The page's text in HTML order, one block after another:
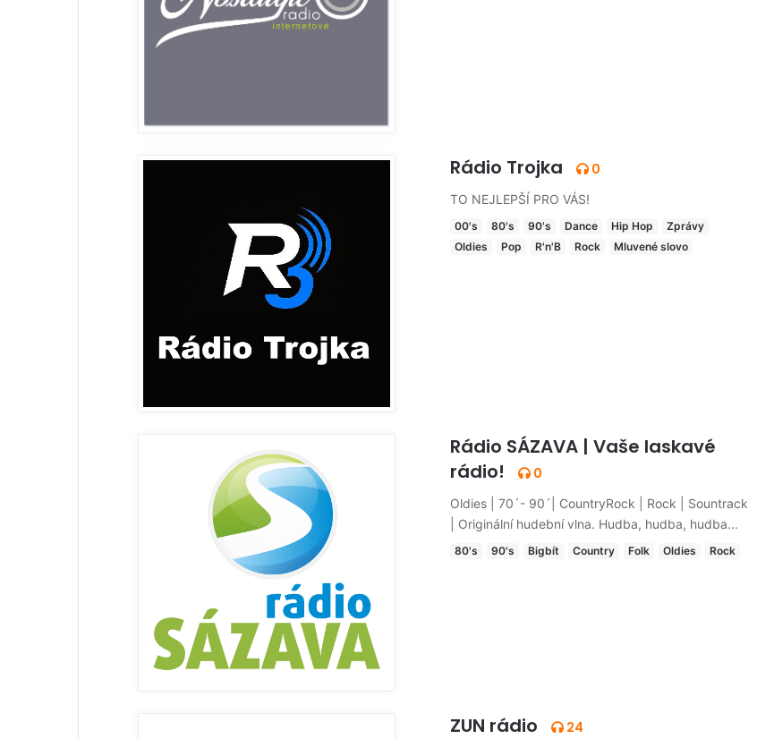
Rádio Trojka 0
TO NEJLEPŠÍ PRO VÁS!
00's 80's 90's Dance Hip Hop
Zprávy
Oldies
Pop R'n'B Rock Mluvené slovo
Rádio SÁZAVA | Vaše laskavé
rádio!
0
Oldies | 70´- 90´| CountryRock | Rock | Sountrack
| Originální hudební vlna. Hudba, hudba, hudba...
80's 90's Bigbít Country Folk Oldies Rock
ZUN rádio 24